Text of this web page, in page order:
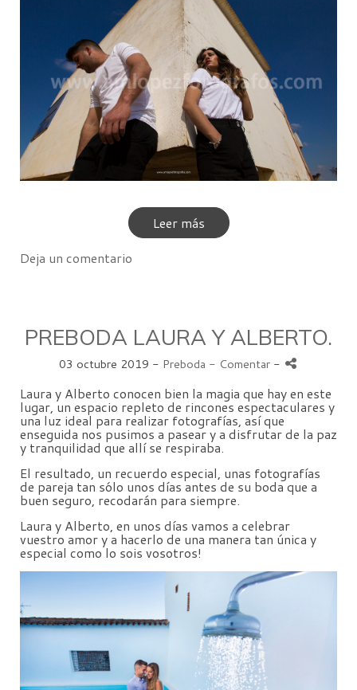
Leer más
Deja un comentario
PREBODA LAURA Y ALBERTO.
03 octubre 2019 - Preboda - Comentar -
Laura y Alberto conocen bien la magia que hay en este
lugar, un espacio repleto de rincones espectaculares y
una luz ideal para realizar fotografías, así que
enseguida nos pusimos a pasear y a disfrutar de la paz
y tranquilidad que allí se respiraba.
El resultado, un recuerdo especial, unas fotografías
de pareja tan sólo unos días antes de su boda que a
buen seguro, recodarán para siempre.
Laura y Alberto, en unos días vamos a celebrar
vuestro amor y a hacerlo de una manera tan única y
especial como lo sois vosotros!